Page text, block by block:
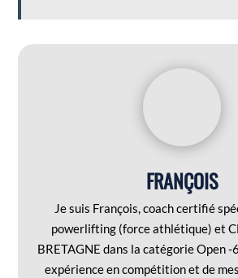
FRANÇOIS
Je suis François, coach certifié
powerlifting (force athlétique) et
BRETAGNE dans la catégorie Open -
expérience en compétition et de